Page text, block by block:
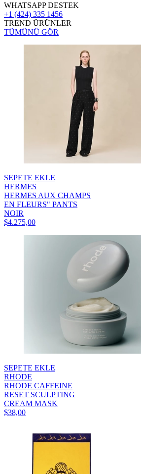
WHATSAPP DESTEK
+1 (424) 335 1456
TREND ÜRÜNLER
TÜMÜNÜ GÖR
SEPETE EKLE
HERMES
HERMES AUX CHAMPS
EN FLEURS" PANTS
NOIR
$4.275,00
SEPETE EKLE
RHODE
RHODE CAFFEINE
RESET SCULPTING
CREAM MASK
$38,00